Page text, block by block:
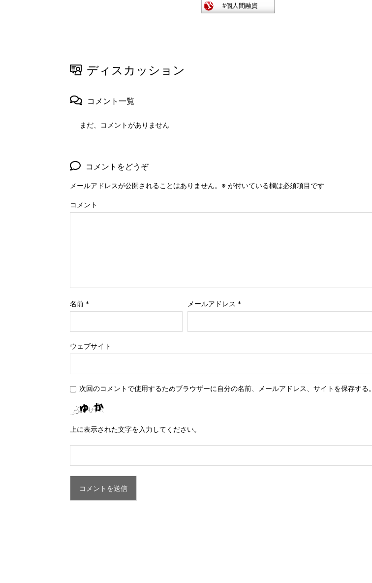
ディスカッション
コメント一覧
まだ、コメントがありません
コメントをどうぞ
メールアドレスが公開されることはありません。 ※ が付いている欄は必須項目です
コメント
名前 * メールアドレス *
ウェブサイト
次回のコメントで使用するためブラウザーに自分の名前、メールアドレス、サイトを保存する。
上に表示された文字を入力してください。